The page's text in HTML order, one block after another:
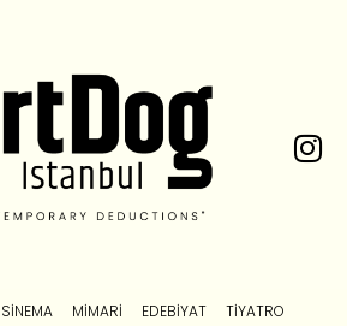
SINEMA MIMARI EDEBIYAT
TIYATRO